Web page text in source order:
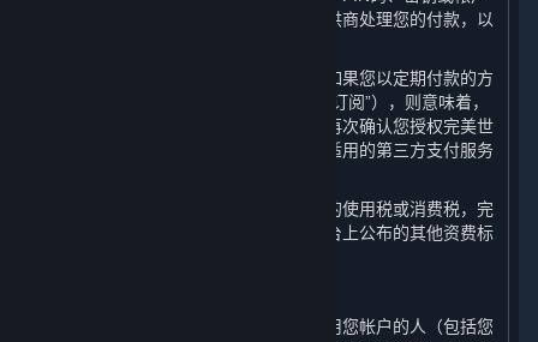
的授权使用方，并且您授权支付服务提供商处理您的付款，以
对于具有约定使用期限的内容和服务，如果您以定期付款的方
式购买以继续使用（以下简称“定期付费订阅”），则意味着，
对于每一笔定期付款的金额，您同意并再次确认您授权完美世
界或其指定的支付服务提供商通过任何适用的第三方支付服务
如果您使用蒸汽平台需要缴纳任何类型的使用税或消费税，完
美世界会在内容和服务的资费标准和平台上公布的其他资费标
作为帐户持有人，您需要对您或任何使用您帐户的人（包括您